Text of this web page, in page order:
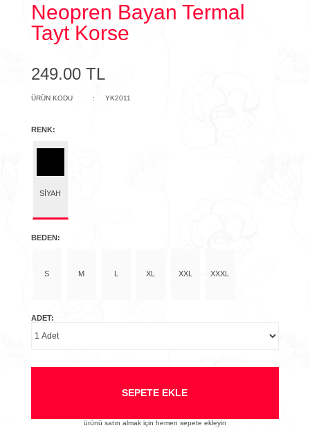
Neopren Bayan Termal
Tayt Korse
249.00
ÜRÜN KODU : YK2011
RENK:
SIYAH
BEDEN:
S M XL XXL XXXL
ADET:
SEPETE EKLE
ürünü satın almak için hemen sepete ekleyin